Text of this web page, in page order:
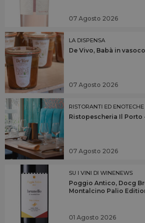
07 Agosto 2026
LA DISPENSA
De Vivo, Babà in
07 Agosto 2026
RISTORANTI ED ENOTECHE
Ristopescheria Il Porto
07 Agosto 2026
SU I VINI DI WINENEWS
Poggio Antico, Docg
Montalcino Palio
01 Agosto 2026